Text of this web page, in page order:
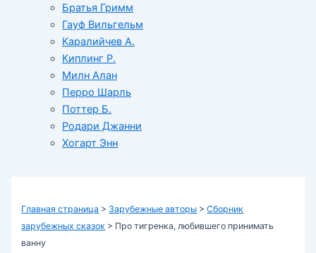
Братья Гримм
Гауф Вильгельм
Каралийчев А.
Киплинг Р.
Милн Алан
Перро Шарль
Поттер Б.
Родари Джанни
Хогарт Энн
Главная страница > Зарубежные авторы >Сборник
зарубежных сказок > Про тигренка, любившего принимать
ванну